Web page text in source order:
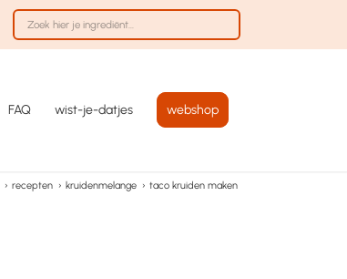
FAQ wist-je-datjes webshop
› recepten › kruidenmelange › taco kruiden maken